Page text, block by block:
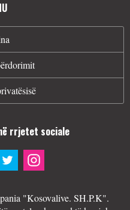
rrjetet sociale
"Kosovalive. SH.P.K".